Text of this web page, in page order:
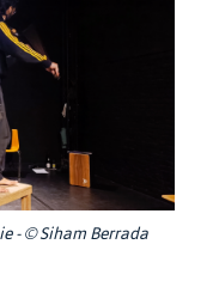
- © Siham Berrada